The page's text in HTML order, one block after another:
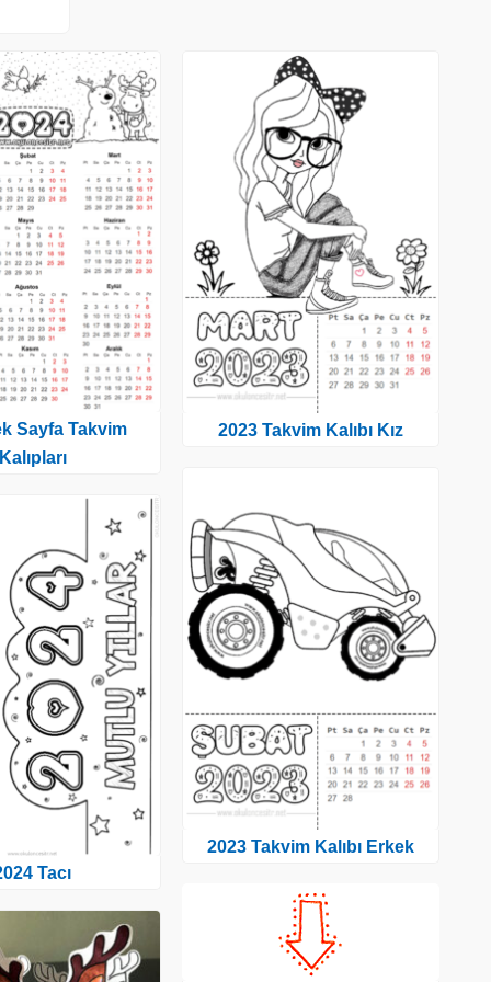
Sayfa Takvim
Tacı
2023 Takvim Kalıbı Kız
2023 Takvim Kalıbı Erkek